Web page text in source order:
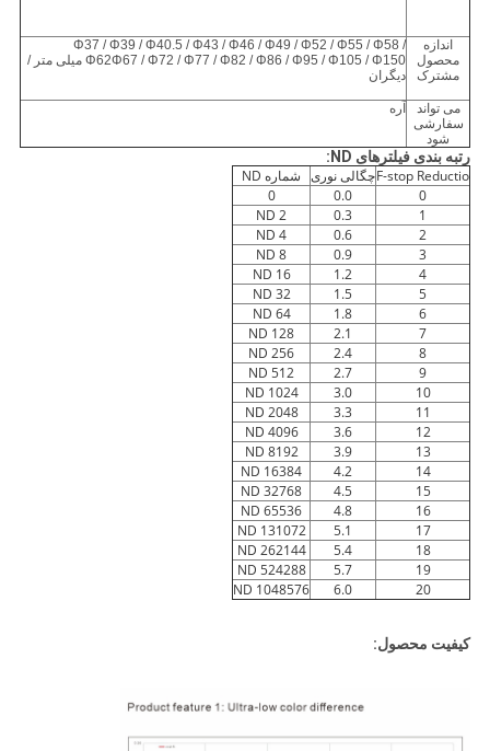
اندازه
محصول
مشترک
Φ37 / Φ39 / Φ40.5 / Φ43 / Φ46 / Φ49 / Φ52 / Φ55 / Φ58 /
Φ62Φ67 / Φ72 / Φ77 / Φ82 / Φ86 / Φ95 / Φ105 / Φ150 میلی متر /
دیگران
می تواند
سفارشی
شود
آره
رتبه بندی فیلترهای ND:
F-stop Reductioچگالی نوری شماره ND
0
0.0
0
1
0.3
ND 2
2
0.6
ND 4
3
0.9
ND 8
4
1.2
ND 16
5
1.5
ND 32
6
1.8
ND 64
7
2.1
ND 128
8
2.4
ND 256
9
2.7
ND 512
10
3.0
ND 1024
11
3.3
ND 2048
12
3.6
ND 4096
13
3.9
ND 8192
14
4.2
ND 16384
15
4.5
ND 32768
16
4.8
ND 65536
17
5.1
ND 131072
18
5.4
ND 262144
19
5.7
ND 524288
20
6.0
ND 1048576
کیفیت محصول: